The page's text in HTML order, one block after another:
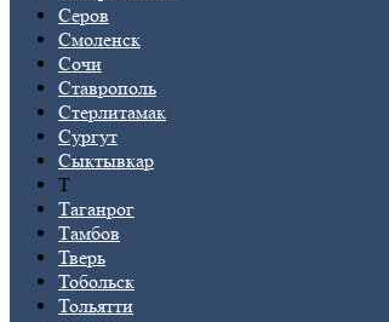
Серов
Смоленск
Сочи
Ставрополь
Стерлитамак
Сургут
Сыктывкар
Т
Таганрог
Тамбов
Тверь
Тобольск
Тольятти